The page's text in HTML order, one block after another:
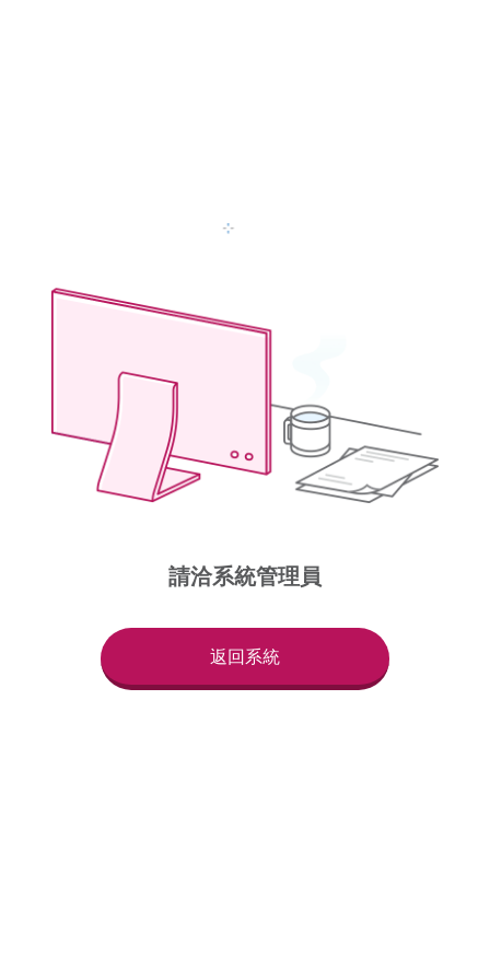
請洽系統管理員
返回系統